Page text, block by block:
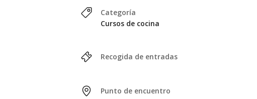
Categoría
Cursos de cocina
Recogida de entradas
Punto de encuentro